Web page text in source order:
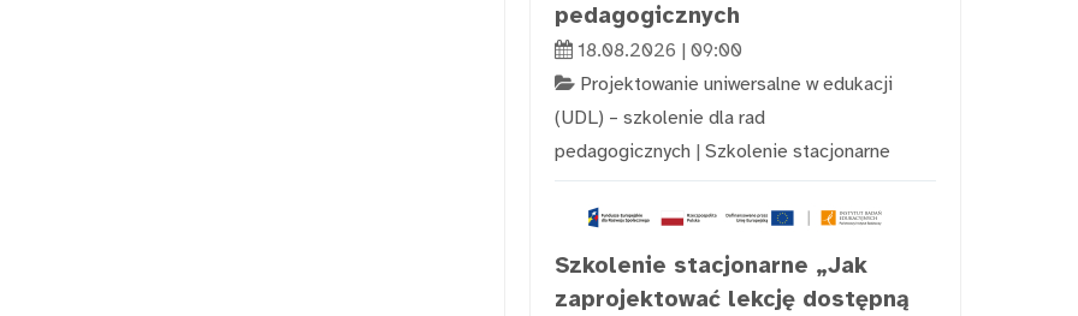
pedagogicznych
18.08.2026 | 09:00
Projektowanie uniwersalne w edukacji
(UDL) – szkolenie dla rad
pedagogicznych | Szkolenie stacjonarne
Szkolenie stacjonarne „Jak
zaprojektować lekcję dostępną